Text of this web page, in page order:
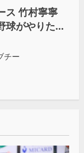
ス 竹村寧寧
球がやりた
チー